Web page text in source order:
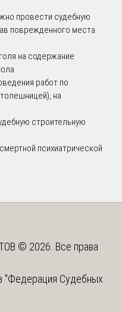
провести судебную
поврежденного места
на содержание
работ по
на
строительную
психиатрической
© 2026. Все права
"Федерация Судебных